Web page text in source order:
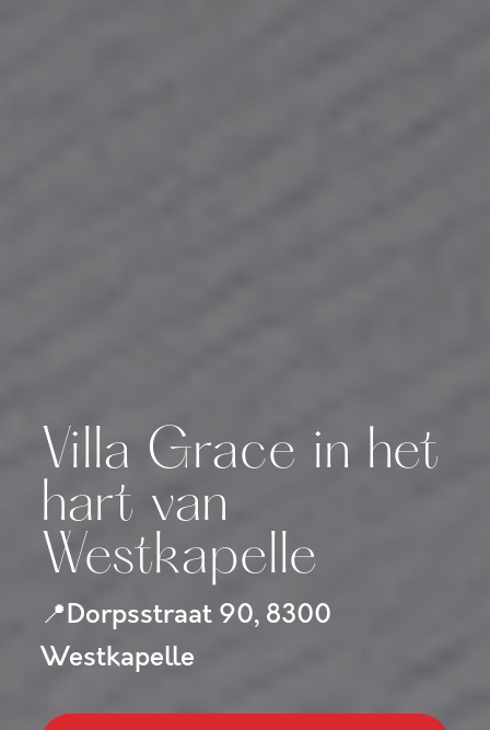
Villa Grace in het
hart van
Westkapelle
📍Dorpsstraat 90, 8300
Westkapelle